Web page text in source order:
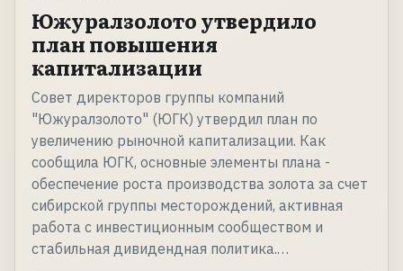
Южуралзолото утвердило
план повышения
капитализации
Совет директоров группы компаний
"Южуралзолото" (ЮГК) утвердил план по
увеличению рыночной капитализации. Как
сообщила ЮГК, основные элементы плана -
обеспечение роста производства золота за счет
сибирской группы месторождений, активная
работа с инвестиционным сообществом и
стабильная дивидендная политика.…